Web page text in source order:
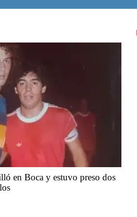
en Boca y estuvo preso dos